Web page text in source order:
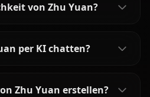
von Zhu Yuan?
per KI chatten?
Zhu Yuan erstellen?